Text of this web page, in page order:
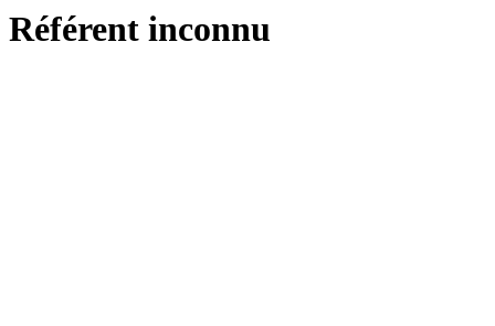
Référent inconnu